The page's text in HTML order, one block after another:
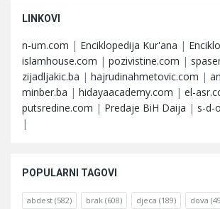
LINKOVI
n-um.com | Enciklopedija Kur'ana |
islamhouse.com | pozivistine.com |
zijadljakic.ba | hajrudinahmetovic.com |
minber.ba | hidayaacademy.com | el-
putsredine.com | Predaje BiH Daija | s-d-
|
POPULARNI TAGOVI
abdest (582) brak (608) djeca (189) dova